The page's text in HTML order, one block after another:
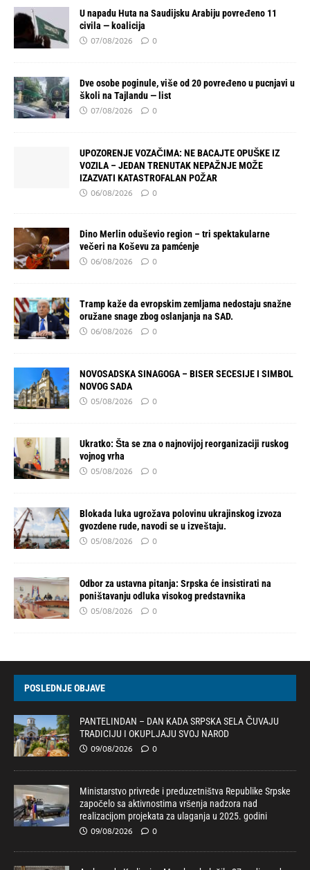
U napadu Huta na Saudijsku Arabiju povređeno 11
civila — koalicija
07/08/2026 0
Dve osobe poginule, više od 20 povređeno u pucnjavi u
školi na Tajlandu — list
07/08/2026 0
UPOZORENJE VOZAČIMA: NE BACAJTE OPUŠKE IZ
VOZILA – JEDAN TRENUTAK NEPAŽNJE MOŽE
IZAZVATI KATASTROFALAN POŽAR
06/08/2026 0
Dino Merlin oduševio region – tri spektakularne
večeri na Koševu za pamćenje
06/08/2026 0
Tramp kaže da evropskim zemljama nedostaju snažne
oružane snage zbog oslanjanja na SAD.
06/08/2026 0
NOVOSADSKA SINAGOGA – BISER SECESIJE I SIMBOL
NOVOG SADA
05/08/2026 0
Ukratko: Šta se zna o najnovijoj reorganizaciji ruskog
vojnog vrha
05/08/2026 0
Blokada luka ugrožava polovinu ukrajinskog izvoza
gvozdene rude, navodi se u izveštaju.
05/08/2026 0
Odbor za ustavna pitanja: Srpska će insistirati na
poništavanju odluka visokog predstavnika
05/08/2026 0
POSLEDNJE OBJAVE
PANTELINDAN – DAN KADA SRPSKA SELA ČUVAJU
TRADICIJU I OKUPLJAJU SVOJ NAROD
09/08/2026 0
Ministarstvo privrede i preduzetništva Republike Srpske
započelo sa aktivnostima vršenja nadzora nad
realizacijom projekata za ulaganja u 2025. godini
09/08/2026 0